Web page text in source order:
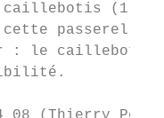
(1
passerelle
le caillebotis